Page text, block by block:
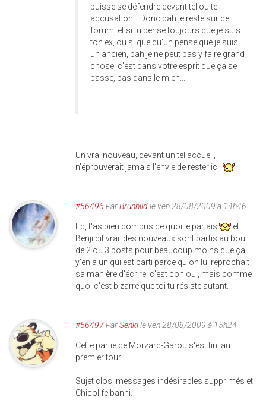
puisse se défendre devant tel ou tel
accusation... Donc bah je reste sur ce
forum, et si tu pense toujours que je suis
ton ex, ou si quelqu'un pense que je suis
un ancien, bah je ne peut pas y faire grand
chose, c'est dans votre esprit que ça se
passe, pas dans le mien...
Un vrai nouveau, devant un tel accueil,
n'éprouverait jamais l'envie de rester ici.
#56496 ParBrunhildle ven 28/08/2009 à 14h46
Ed, t'as bien compris de quoi je parlais
et
Benji dit vrai. des nouveaux sont partis au bout
de 2 ou 3 posts pour beaucoup moins que ça !
y'en a un qui est parti parce qu'on lui reprochait
sa manière d'écrire. c'est con oui, mais comme
quoi c'est bizarre que toi tu résiste autant.
#56497ParSenkile ven 28/08/2009 à 15h24
Cette partie de Morzard-Garou s'est fini au
premier tour.
Sujet clos, messages indésirables supprimés et
Chicolife banni.